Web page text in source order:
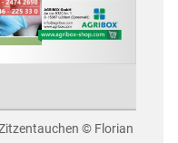
© Florian